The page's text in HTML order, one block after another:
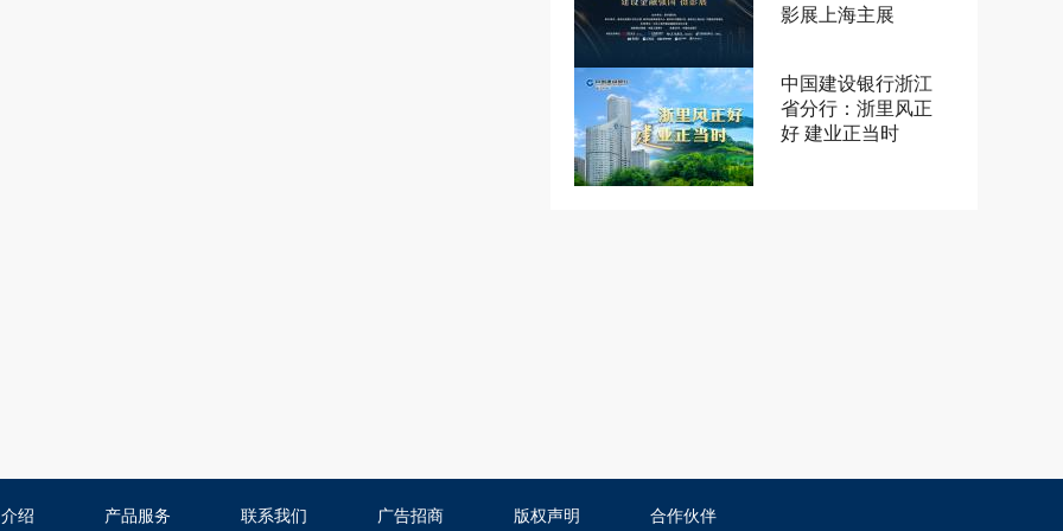
影展上海主展
中国建设银行浙江
省分行：浙里风正
好 建业正当时
绍 产品服务 联系我们 广告招商 版权声明 合作伙伴